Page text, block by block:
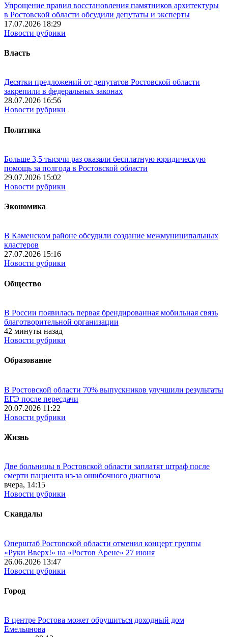
Упрощение правил восстановления памятников архитектуры
в Ростовской области обсудили депутаты и эксперты
17.07.2026 18:29
Новости рубрики
Власть
Десятки предложений от депутатов Ростовской области
закрепили в федеральных законах
28.07.2026 16:56
Новости рубрики
Политика
Больше 3,5 тысячи раз оказали бесплатную юридическую
помощь за полгода в Ростовской области
29.07.2026 15:02
Новости рубрики
Экономика
В Каменском районе обсудили создание межмуниципальных
кластеров
27.07.2026 15:16
Новости рубрики
Общество
В России появилась первая брендированная мобильная связь
благотворительной организации
42 минуты назад
Новости рубрики
Образование
В Ростовской области 70% выпускников улучшили результаты
ЕГЭ после пересдачи
20.07.2026 11:22
Новости рубрики
Жизнь
Две больницы в Ростовской области заплатят штраф после
смерти пациента из-за ошибочного диагноза
вчера, 14:15
Новости рубрики
Скандалы
Оперштаб Ростовской области отменил концерт группы
«Руки Вверх!» на «Ростов Арене» 27 июня
26.06.2026 13:47
Новости рубрики
Город
В центре Ростова может обрушиться доходный дом
Емельянова